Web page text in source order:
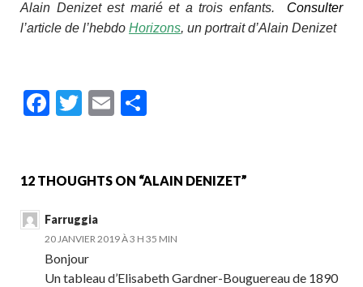
Alain Denizet est marié et a trois enfants.
Consulter
l’article de l’hebdo Horizons, un portrait d’Alain Denizet
F
b
o
o
k
T
er
E
l
g
12 THOUGHTS ON “ALAIN DENIZET”
Farruggia
20 JANVIER 2019 À 3 H 35 MIN
Bonjour
Un tableau d’Elisabeth Gardner-Bouguereau de 1890